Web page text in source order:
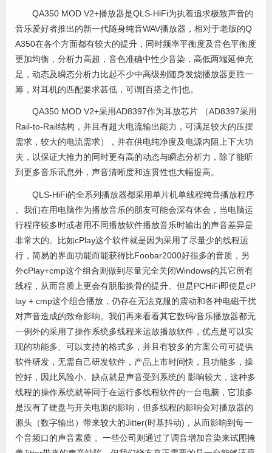
QA350 MOD V2+播放器是QLS-HiFi为执着追求极致声音的
音乐爱好者推出的新一代随身纯音WAV播放器，相对于老版的Q
A350在各个方面都有较大的提升，同时频率平衡度及音色平衡度
更加均衡，分析力高超，音色准确中性少音染，高低两端延伸充
足，动态及瞬态分析力比起不少中高级别随身发烧播放器更胜一
筹，对耳机的匹配要求甚低，可谓[百搭之作]也。
QA350 MOD V2+采用AD8397作为耳放芯片 （AD8397采用
Rail-to-Rail结构，并且有超大电流输出能力，可满足较大的压摆
需求，较大的电流需求），并在供电纯净度及电源内阻上下大功
夫，以保证大推力的同时更有高的动态与瞬态分析力，除了能听
到更多音乐讯息外，声音清晰度和连贯性也大幅提高。
QLS-HiFi的全系列播放器都采用单片机单线程纯音播放程序
。我们在用电脑作为播放音乐的朋友可能会深有体会，当电脑运
行程序较多时或者用不同播放软件播放音乐时输出的声音差异是
非常大的。比如cPlay这个软件就是因为采用了尽量少的线程运
行，简易的界面功能而能获得比Foobar2000好很多的音质，另
外cPlay+cmp这个组合则做到尽量完全关闭Windows的其它所有
线程，从而音质上更会有脱胎换骨的提升。但是PCHiFi即使是cP
lay + cmp这个组合播放，仍存在无法克服的震动和各种电磁干扰
对声音造成的致命影响。我们再来看看其它数码/音乐播放器都无
一例外的采用了操作系统多线程来运放播放软件，优点是可以实
现的功能多、可以支持的格式多，并且有较多的方案公司可提供
软件研发，无需自己研发软件，产品上市时间快，且功能多，操
控好，因此风险小。缺点就是声音受到系统的 影响较大，这种多
线程的操作系统就等同于在运行多线程软件的一台电脑，它顶多
是没有了硬盘与开关电源的影响，但多线程的影响会对播放器的
源头（数字输出）带来较大的Jitter(时基抖动)，从而影响到每一
个音频口的声音素质 。一些公司则通过了调音增加音染来试图掩